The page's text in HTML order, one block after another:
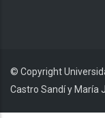
© Copyright
Castro Sandí y María